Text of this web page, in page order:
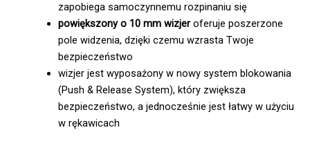
zapobiega samoczynnemu rozpinaniu się
powiększony o 10 mm wizjer oferuje poszerzone
pole widzenia, dzięki czemu wzrasta Twoje
bezpieczeństwo
wizjer jest wyposażony w nowy system blokowania
(Push & Release System), który zwiększa
bezpieczeństwo, a jednocześnie jest łatwy w użyciu
w rękawicach